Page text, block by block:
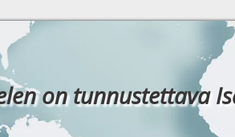
on tunnustettava